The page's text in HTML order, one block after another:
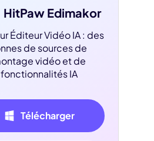
HitPaw Edimakor
Éditeur Vidéo IA : des
de sources de
vidéo et de
fonctionnalités IA
Télécharger